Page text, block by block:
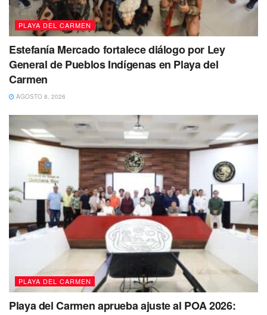
programa estuvieron los de salud, permisos de operación,
trámite para poda, derribo y trasplante, trámites de recoja
de basura y de alumbrado, apoyo para paraderos, por
mencionar algunos.
PLAYA DEL CARMEN
Estefanía Mercado fortalece diálogo por Ley
General de Pueblos Indígenas en Playa del
Carmen
AGOSTO 8, 2026
PLAYA DEL CARMEN
Playa del Carmen aprueba ajuste al POA 2026: